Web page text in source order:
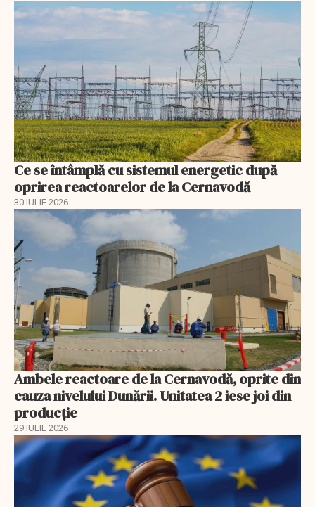
Ce se întâmplă cu sistemul energetic după
oprirea reactoarelor de la Cernavodă
30 IULIE 2026
Ambele reactoare de la Cernavodă, oprite din
cauza nivelului Dunării. Unitatea 2 iese joi din
producție
29 IULIE 2026